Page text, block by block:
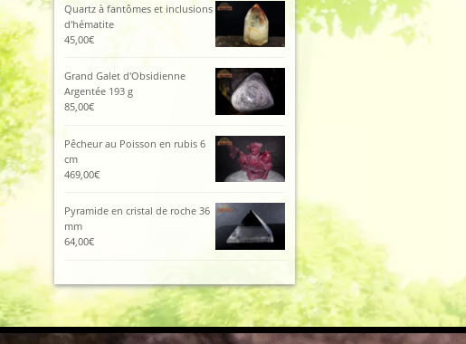
Quartz à fantômes et inclusions
d'hématite
45,00€
Grand Galet d'Obsidienne
Argentée 193 g
85,00€
Pêcheur au Poisson en rubis 6
cm
469,00€
Pyramide en cristal de roche 36
mm
64,00€